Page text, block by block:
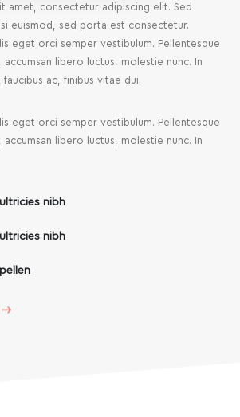
amet, consectetur adipiscing elit. Sed
euismod, sed porta est consectetur.
eget orci semper vestibulum. Pellentesque
accumsan libero luctus, molestie nunc. In
ac, finibus vitae dui.
eget orci semper vestibulum. Pellentesque
accumsan libero luctus, molestie nunc. In
nibh
nibh